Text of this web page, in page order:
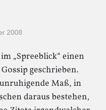
2008
„Spreeblick“ einen
geschrieben.
Maß, in
daraus bestehen,